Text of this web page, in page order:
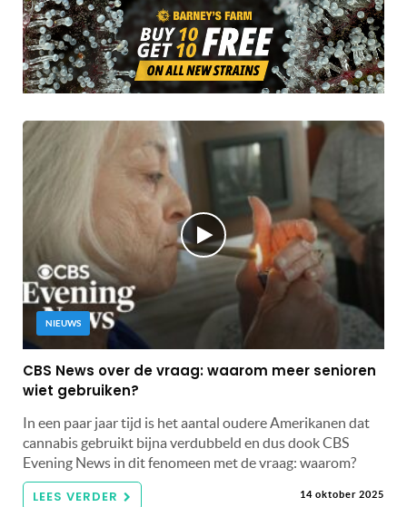
NIEUWS
CBS News over de vraag: waarom meer senioren
wiet gebruiken?
In een paar jaar tijd is het aantal oudere Amerikanen dat
cannabis gebruikt bijna verdubbeld en dus dook CBS
Evening News in dit fenomeen met de vraag: waarom?
LEES VERDER 14 oktober 2025